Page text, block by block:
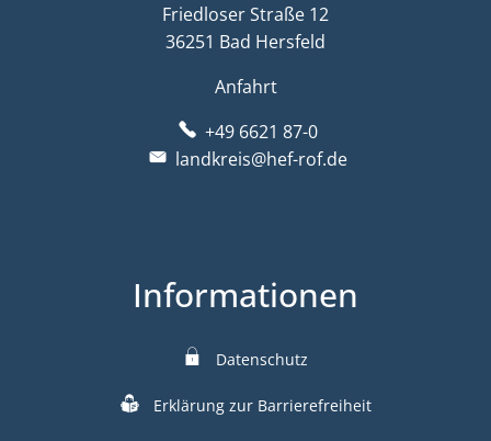
Friedloser Straße 12
36251 Bad Hersfeld
Anfahrt
+49 6621 87-0
landkreis@hef-rof.de
Informationen
Datenschutz
Erklärung zur Barrierefreiheit